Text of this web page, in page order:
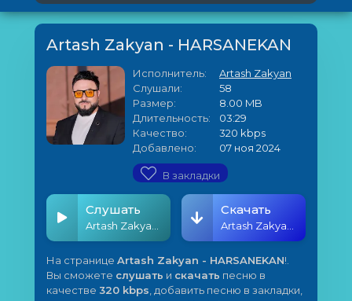
Artash Zakyan - HARSANEKAN
Исполнитель:
Artash Zakyan
Слушали:
58
Размер:
8.00 MB
Длительность:
03:29
Качество:
320 kbps
Добавлено:
07 ноя 2024
В закладки
Слушать Скачать
На странице Artash Zakyan - HARSANEKAN!.
Вы сможете слушать и скачать песню в
качестве 320 kbps , добавить песню в закладки,